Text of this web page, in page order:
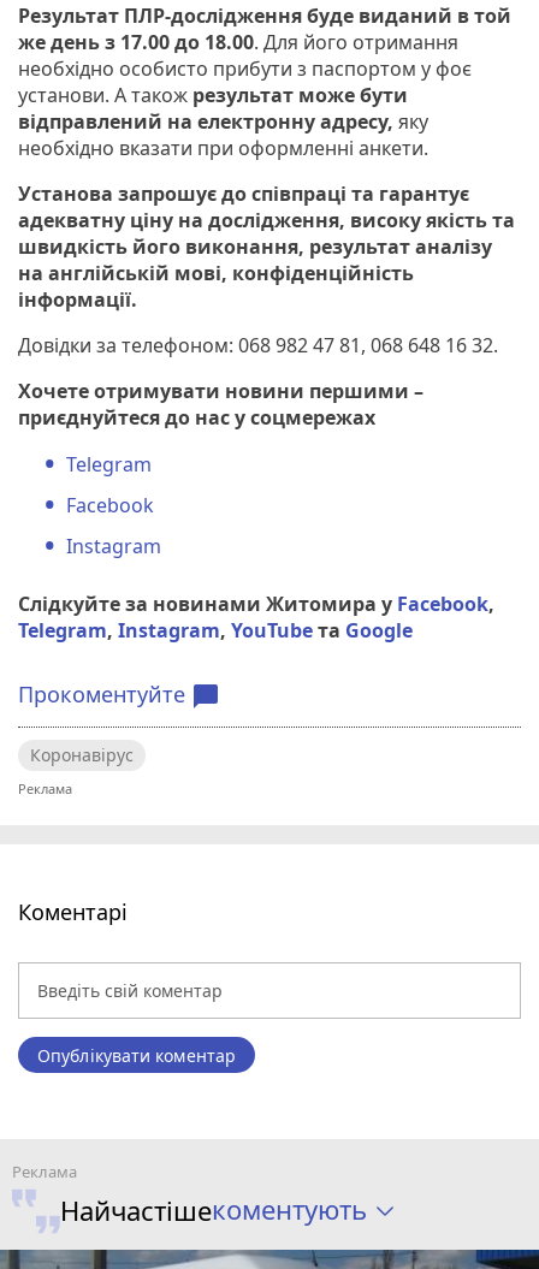
Результат ПЛР-дослідження буде виданий в той
же день з 17.00 до 18.00. Для його отримання
необхідно особисто прибути з паспортом у фоє
установи. А також результат може бути
відправлений на електронну адресу, яку
необхідно вказати при оформленні анкети.
Установа запрошує до співпраці та гарантує
адекватну ціну на дослідження, високу якість та
швидкість його виконання, результат аналізу
на англійській мові, конфіденційність
інформації.
Довідки за телефоном: 068 982 47 81, 068 648 16 32.
Хочете отримувати новини першими –
приєднуйтеся до нас у соцмережах
Telegram
Facebook
Instagram
Слідкуйте за новинами Житомира у Facebook,
Telegram, Instagram, YouTubeта Google
Прокоментуйте chat_bubble
Коронавірус
Коментарі
Опублікувати коментар
Найчастішекоментують